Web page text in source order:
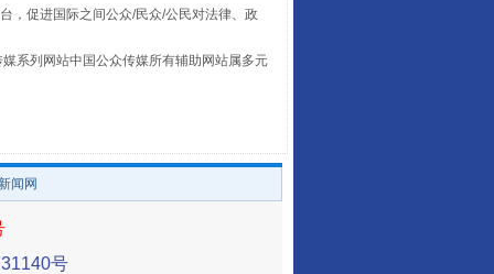
走走走！国家喊你健身啦
，促进国际之间公众/民众/公民对法律、政
系列网站中国公众传媒所有辅助网站属多元
闻网
号